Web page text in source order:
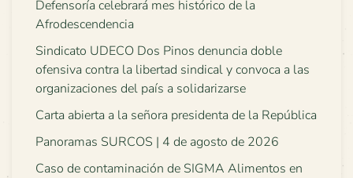
Defensoría celebrará mes histórico de la
Afrodescendencia
Sindicato UDECO Dos Pinos denuncia doble
ofensiva contra la libertad sindical y convoca a las
organizaciones del país a solidarizarse
Carta abierta a la señora presidenta de la República
Panoramas SURCOS | 4 de agosto de 2026
Caso de contaminación de SIGMA Alimentos en